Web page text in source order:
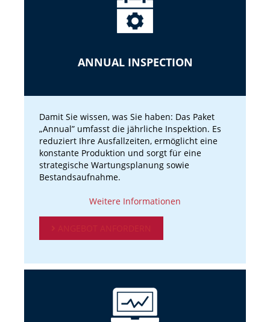
ANNUAL INSPECTION
Damit Sie wissen, was Sie haben: Das Paket
„Annual” umfasst die jährliche Inspektion. Es
reduziert Ihre Ausfallzeiten, ermöglicht eine
konstante Produktion und sorgt für eine
strategische Wartungsplanung sowie
Bestandsaufnahme.
Weitere Informationen